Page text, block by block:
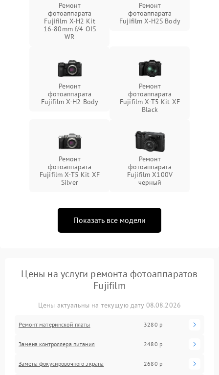
Ремонт
фотоаппарата
Fujifilm X-H2 Kit
16-80mm f/4 OIS
WR
Ремонт
фотоаппарата
Fujifilm X-H2S Body
Ремонт
фотоаппарата
Fujifilm X-H2 Body
Ремонт
фотоаппарата
Fujifilm X-T5 Kit XF
Black
Ремонт
фотоаппарата
Fujifilm X-T5 Kit XF
Silver
Ремонт
фотоаппарата
Fujifilm X100V
черный
Показать все модели
Цены на услуги ремонта фотоаппаратов
Fujifilm
Цены актуальны на текущую дату 08.08.2026
Ремонт материнской платы 3280 р
Замена контроллера питания 2480 р
Замена фокусировочного экрана 2680 р